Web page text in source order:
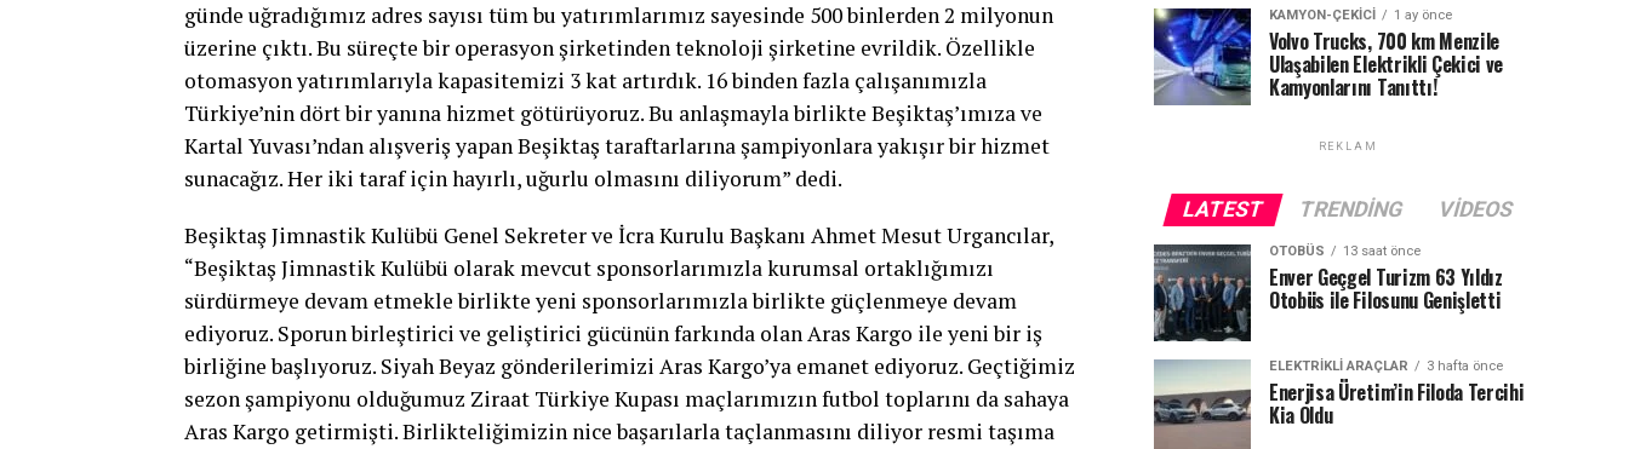
günde uğradığımız adres sayısı tüm bu yatırımlarımız sayesinde 500 binlerden 2 milyonun
üzerine çıktı. Bu süreçte bir operasyon şirketinden teknoloji şirketine evrildik. Özellikle
otomasyon yatırımlarıyla kapasitemizi 3 kat artırdık. 16 binden fazla çalışanımızla
Türkiye’nin dört bir yanına hizmet götürüyoruz. Bu anlaşmayla birlikte Beşiktaş’ımıza ve
Kartal Yuvası’ndan alışveriş yapan Beşiktaş taraftarlarına şampiyonlara yakışır bir hizmet
sunacağız. Her iki taraf için hayırlı, uğurlu olmasını diliyorum” dedi.
Beşiktaş Jimnastik Kulübü Genel Sekreter ve İcra Kurulu Başkanı Ahmet Mesut Urgancılar,
“Beşiktaş Jimnastik Kulübü olarak mevcut sponsorlarımızla kurumsal ortaklığımızı
sürdürmeye devam etmekle birlikte yeni sponsorlarımızla birlikte güçlenmeye devam
ediyoruz. Sporun birleştirici ve geliştirici gücünün farkında olan Aras Kargo ile yeni bir iş
birliğine başlıyoruz. Siyah Beyaz gönderilerimizi Aras Kargo’ya emanet ediyoruz. Geçtiğimiz
sezon şampiyonu olduğumuz Ziraat Türkiye Kupası maçlarımızın futbol toplarını da sahaya
Aras Kargo getirmişti. Birlikteliğimizin nice başarılarla taçlanmasını diliyor resmi taşıma
KAMYON-ÇEKICI 1 ay önce
Volvo Trucks, 700 km Menzile
Ulaşabilen Elektrikli Çekici ve
Kamyonlarını Tanıttı!
REKLAM
LATEST TRENDING VIDEOS
OTOBÜS 13 saat önce
Enver Geçgel Turizm 63 Yıldız
Otobüs ile Filosunu Genişletti
ELEKTRIKLI ARAÇLAR 3 hafta önce
Enerjisa Üretim’in Filoda Tercihi
Kia Oldu